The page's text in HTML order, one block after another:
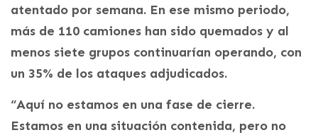
atentado por semana. En ese mismo periodo,
más de 110 camiones han sido quemados y al
menos siete grupos continuarían operando, con
un 35% de los ataques adjudicados.
“Aquí no estamos en una fase de cierre.
Estamos en una situación contenida, pero no